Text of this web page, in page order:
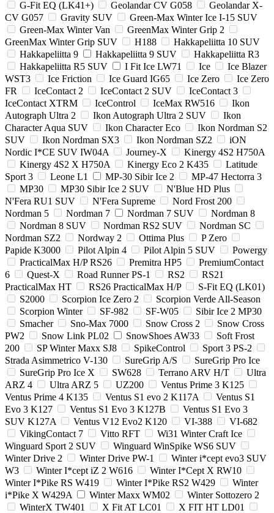
G-Fit EQ (LK41+) Geolandar CV G058
Geolandar X-
CV G057
Gravity SUV
Green-Max Winter Ice I-15 SUV
Green-Max Winter Van
GreenMax Winter Grip 2
GreenMax Winter Grip SUV
H188
Hakkapeliitta 10 SUV
Hakkapeliitta 9
Hakkapeliitta 9 SUV
Hakkapeliitta R3
Hakkapeliitta R5 SUV
I Fit Ice LW71 Ice
Ice Blazer
WST3
Ice Friction Ice Guard IG65 Ice Zero
Ice Zero
FR
IceContact 2 IceContact 2 SUV
IceContact 3
IceContact XTRM
IceControl IceMax RW516
Ikon
Autograph Ultra 2
Ikon Autograph Ultra 2 SUV
Ikon
Character Aqua SUV
Ikon Character Eco
Ikon Nordman S2
SUV
Ikon Nordman SX3 Ikon Nordman SZ2
iON
Nordic I*CE SUV IW04A
Journey-X
Kinergy 4S2 H750A
Kinergy 4S2 X H750A
Kinergy Eco 2 K435
Latitude
Sport 3
Leone L1 MP-30 Sibir Ice 2
MP-47 Hectorra 3
MP30
MP30 Sibir Ice 2 SUV
N'Blue HD Plus
N'Fera RU1 SUV
N'Fera Supreme
Nord Frost 200
Nordman 5
Nordman 7 Nordman 7 SUV
Nordman 8
Nordman 8 SUV
Nordman RS2 SUV
Nordman SC
Nordman SZ2
Nordway 2 Ottima Plus
P Zero
Papide K3000
Pilot Alpin 4 Pilot Alpin 5 SUV
Powergy
PracticalMax H/P RS26
Premitra HP5
PremiumContact
6
Quest-X Road Runner PS-1 RS2
RS21
PracticalMax HT
RS26 PracticalMax H/P
S-Fit EQ (LK01)
S2000
Scorpion Ice Zero 2
Scorpion Verde All-Season
Scorpion Winter
SF-982 SF-W05
Sibir Ice 2 MP30
Smacher
Sno-Max 7000 Snow Cross 2
Snow Cross
PW2
Snow Link PL02 SnowShoes AW33
Soft Frost
200
SP Winter Maxx SJ8 SpikeControl
Sport 3 PS-2
Strada Asimmetrico V-130
SureGrip A/S
SureGrip Pro Ice
SureGrip Pro Ice X
SW628 Terrano ARV H/T
Ultra
ARZ 4
Ultra ARZ 5 UZ200
Ventus Prime 3 K125
Ventus Prime 4 K135
Ventus S1 evo 2 K117A
Ventus S1
Evo 3 K127
Ventus S1 Evo 3 K127B
Ventus S1 Evo 3
SUV K127A
Ventus V12 Evo2 K120 VI-388
VI-682
VikingContact 7
Vitto RFT
Wi31 Winter Craft Ice
Winguard Sport 2 SUV
Winguard WinSpike WS6 SUV
Winter Drive 2
Winter Drive PW-1
Winter i*cept evo3 SUV
W3
Winter I*cept iZ 2 W616
Winter I*Cept X RW10
Winter I*Pike RS W419
Winter I*Pike RS2 W429
Winter
i*Pike X W429A
Winter Maxx WM02
Winter Sottozero 2
WinterX TW401
X Fit AT LC01
X FIT HT LD01